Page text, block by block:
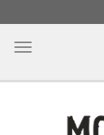
Главное